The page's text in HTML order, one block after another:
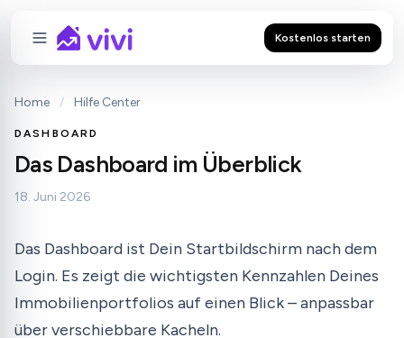
Kostenlos starten
Home / Hilfe Center
DASHBOARD
Das Dashboard im Überblick
18. Juni 2026
Das Dashboard ist Dein Startbildschirm nach dem
Login. Es zeigt die wichtigsten Kennzahlen Deines
Immobilienportfolios auf einen Blick – anpassbar
über verschiebbare Kacheln.